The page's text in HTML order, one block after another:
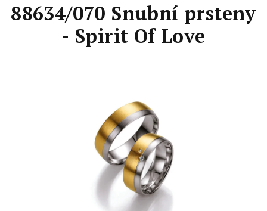
88634/070 Snubní prsteny
- Spirit Of Love